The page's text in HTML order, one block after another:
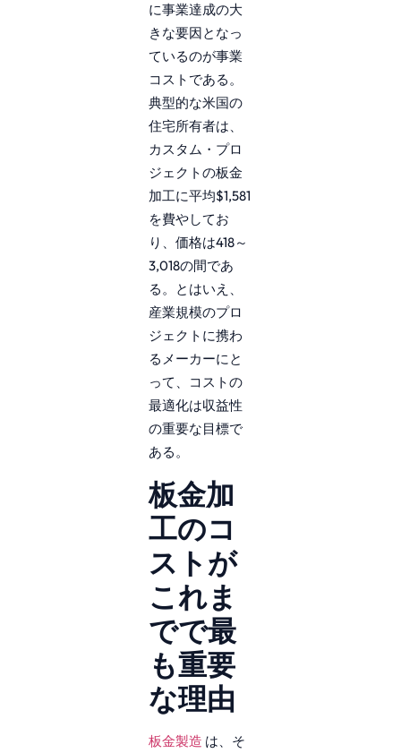
に事業達成の大
きな要因となっ
ているのが事業
コストである。
典型的な米国の
住宅所有者は、
カスタム・プロ
ジェクトの板金
加工に平均$1,581
を費やしてお
り、価格は418～
3,018の間であ
る。とはいえ、
産業規模のプロ
ジェクトに携わ
るメーカーにと
って、コストの
最適化は収益性
の重要な目標で
ある。
板金加
工のコ
ストが
これま
でで最
も重要
な理由
板金製造 は、そ